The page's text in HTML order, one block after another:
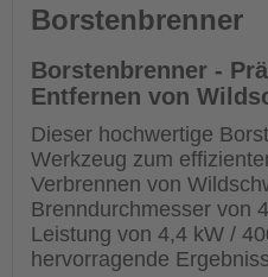
Borstenbrenner
Borstenbrenner -
Entfernen von
Dieser hochwertige
Werkzeug zum
Verbrennen von
Brenndurchmesser von
Leistung von 4,4 kW /
hervorragende